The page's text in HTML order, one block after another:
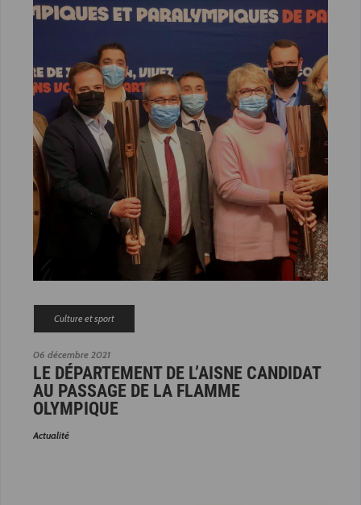
06 décembre 2021
Culture et sport
LE DÉPARTEMENT DE L’AISNE CANDIDAT
AU PASSAGE DE LA FLAMME
OLYMPIQUE
Actualité